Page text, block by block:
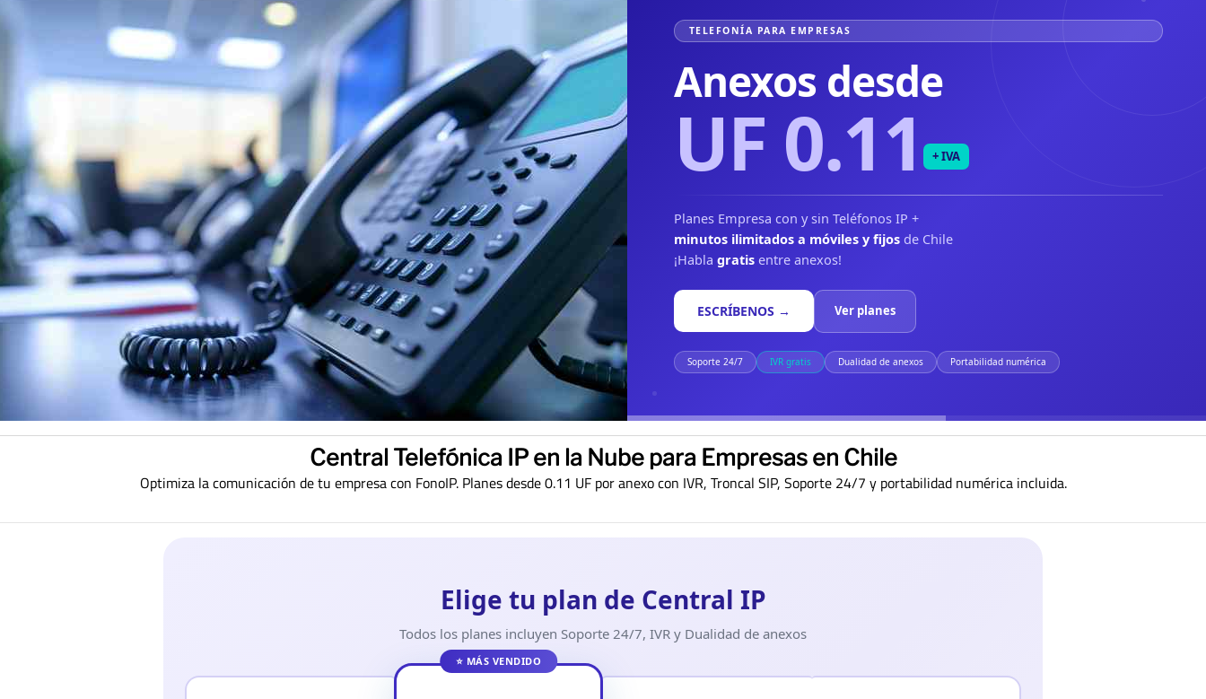
TELEFONÍA PARA EMPRESAS
Anexos desde
UF 0.11 + IVA
Planes Empresa con y sin Teléfonos IP +
minutos ilimitados a móviles y fijosde Chile
¡Habla gratisentre anexos!
ESCRÍBENOS → Ver planes
Soporte 24/7 IVR gratis Dualidad de anexos Portabilidad numérica
Central Telefónica IP en la Nube para Empresas en Chile
Optimiza la comunicación de tu empresa con FonoIP. Planes desde 0.11 UF por anexo con IVR, Troncal SIP, Soporte 24/7 y portabilidad numérica incluida.
Elige tu plan de Central IP
Todos los planes incluyen Soporte 24/7, IVR y Dualidad de anexos
⭐ MÁS VENDIDO